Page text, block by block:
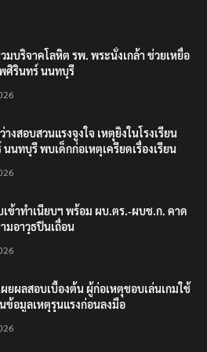
มบริจาคโลหิต รพ. พระนั่งเกล้า ช่วยเหยื่อ
พศิรินทร์ นนทบุรี
างสอบสวนแรงจูงใจ เหตุยิงในโรงเรียน
นทบุรี พบเด็กก่อเหตุเครียดเรื่องเรียน
เข้าทำเนียบฯ พร้อม ผบ.ตร.-ผบช.ก. คาด
มอาวุธปืนเถื่อน
ผยผลสอบเบื้องต้น ผู้ก่อเหตุชอบเล่นเกมใช้
ข้อมูลเหตุรุนแรงก่อนลงมือ